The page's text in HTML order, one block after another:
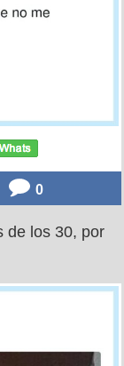
0
de los 30, por